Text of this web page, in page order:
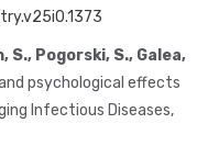
S., Pogorski, S., Galea,
psychological effects
Infectious Diseases,